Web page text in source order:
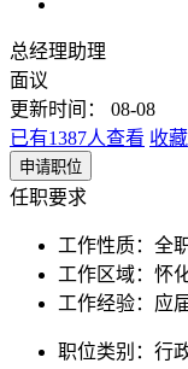
总经理助理
面议
更新时间： 08-08
已有1387人查看 收藏
申请职位
任职要求
工作性质： 全
工作区域： 怀
工作经验： 应
职位类别： 行